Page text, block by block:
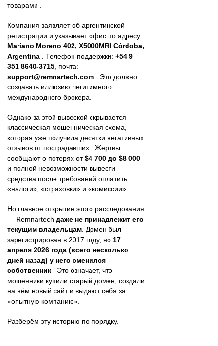
товарами .
Компания заявляет об аргентинской
регистрации и указывает офис по адресу:
Mariano Moreno 402, X5000MRI Córdoba,
Argentina . Телефон поддержки: +54 9
351 8640-3715, почта:
support@remnartech.com . Это должно
создавать иллюзию легитимного
международного брокера.
Однако за этой вывеской скрывается
классическая мошенническая схема,
которая уже получила десятки негативных
отзывов от пострадавших . Жертвы
сообщают о потерях от$4 700 до $8 000
и полной невозможности вывести
средства после требований оплатить
«налоги», «страховки» и «комиссии» .
Но главное открытие этого расследования
— Remnartech даже не принадлежит его
текущим владельцам. Домен был
зарегистрирован в 2017 году, но 17
апреля 2026 года (всего несколько
дней назад) у него сменился
собственник . Это означает, что
мошенники купили старый домен, создали
на нём новый сайт и выдают себя за
«опытную компанию».
Разберём эту историю по порядку.